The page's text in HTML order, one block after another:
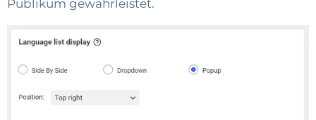
Publikum gewährleistet.